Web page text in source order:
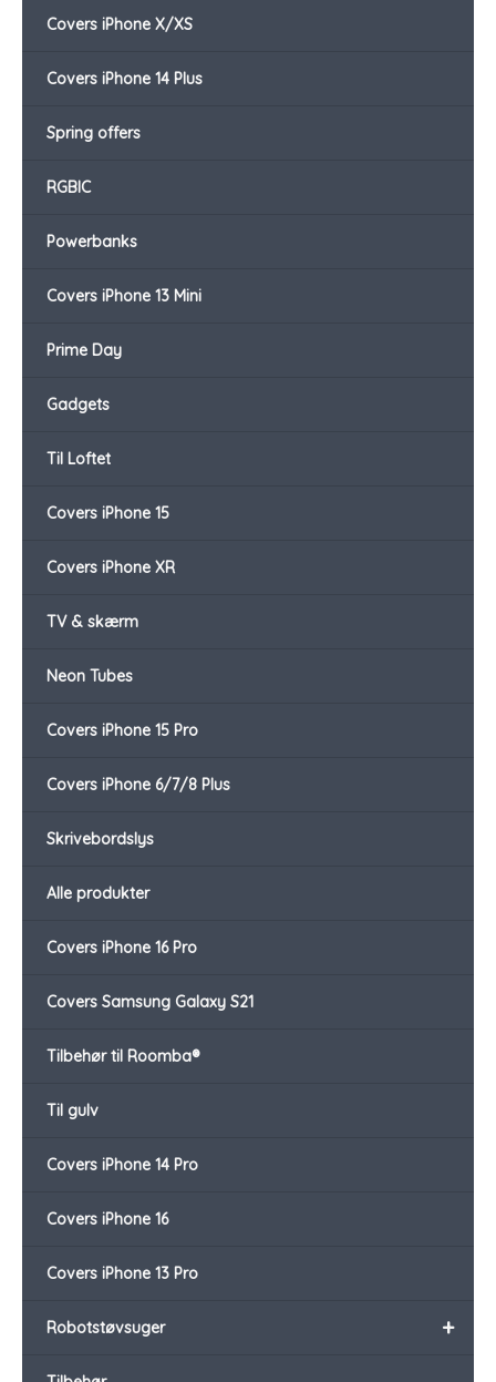
Covers iPhone X/XS
Covers iPhone 14 Plus
Spring offers
RGBIC
Powerbanks
Covers iPhone 13 Mini
Prime Day
Gadgets
Til Loftet
Covers iPhone 15
Covers iPhone XR
TV & skærm
Neon Tubes
Covers iPhone 15 Pro
Covers iPhone 6/7/8 Plus
Skrivebordslys
Alle produkter
Covers iPhone 16 Pro
Covers Samsung Galaxy S21
Tilbehør til Roomba®
Til gulv
Covers iPhone 14 Pro
Covers iPhone 16
Covers iPhone 13 Pro
+
Robotstøvsuger